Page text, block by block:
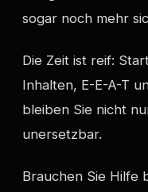
sogar noch mehr
Die Zeit ist reif:
Inhalten, E-E-A-T
bleiben Sie nicht
unersetzbar.
Brauchen Sie Hilfe